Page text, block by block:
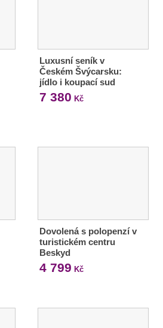
Luxusní seník v
Českém Švýcarsku:
jídlo i koupací sud
7 380 Kč
Dovolená s polopenzí v
turistickém centru
Beskyd
4 799 Kč